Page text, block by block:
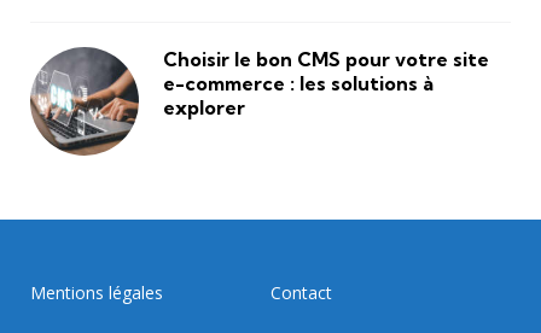
Choisir le bon CMS pour votre site
e-commerce : les solutions à
explorer
Mentions légales Contact